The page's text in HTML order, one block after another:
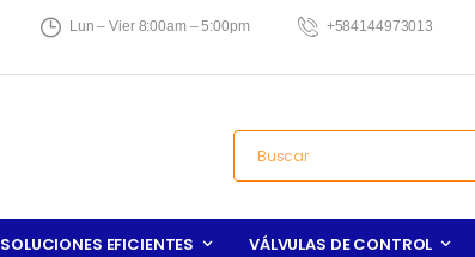
Lun – Vier 8:00am – 5:00pm +584144973013
SOLUCIONES EFICIENTES VÁLVULAS DE CONTROL